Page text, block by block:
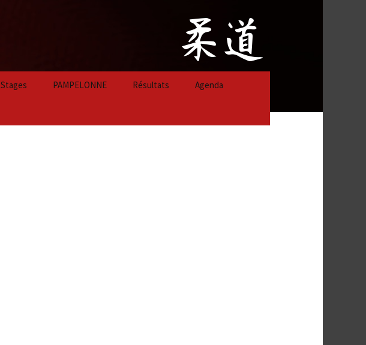
Stages PAMPELONNE Résultats Agenda